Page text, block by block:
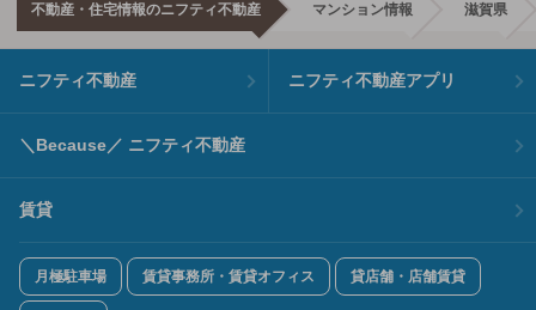
不動産・住宅情報のニフティ不動産 マンション情報 滋賀県
ニフティ不動産 ニフティ不動産アプリ
＼Because／ ニフティ不動産
賃貸
月極駐車場 賃貸事務所・賃貸オフィス 貸店舗・店舗賃貸